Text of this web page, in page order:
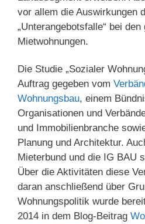
vor allem die Auswirkungen
„Unterangebotsfalle“ bei
Mietwohnungen.
Die Studie „Sozialer
Auftrag gegeben vom
Wohnungsbau, einem
Organisationen und
und Immobilienbranche
Planung und Architektur.
Mieterbund und die IG BAU
Über die Aktivitäten diese
daran anschließend über
Wohnungspolitik wurde
2014 in dem Blog-Beitrag